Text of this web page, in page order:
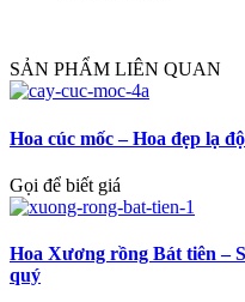
SẢN PHẨM LIÊN QUAN
Hoa cúc mốc – Hoa đẹp lạ
Gọi để biết giá
Hoa Xương rồng Bát tiên –
quý